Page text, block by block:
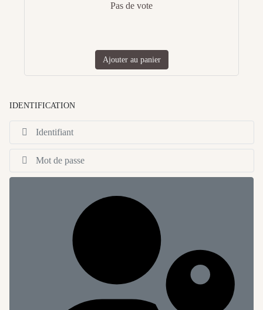
Pas de vote
Ajouter au panier
IDENTIFICATION